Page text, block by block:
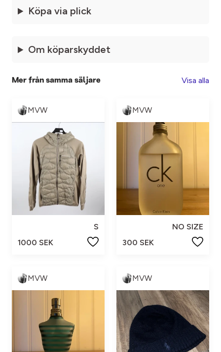
Köpa via plick
Om köparskyddet
Mer från samma säljare Visa alla
MVW
S
1000 SEK
MVW
NO SIZE
300 SEK
MVW MVW